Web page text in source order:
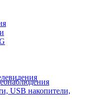
USB накопители,